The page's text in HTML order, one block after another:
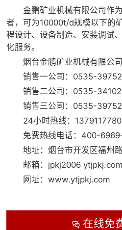
金鹏矿业机械有限公司作为
者，可为10000t/d规模以下的
程设计、设备制造、安装调试
化服务。
烟台金鹏矿业机械有限公司
销售一公司：0535-
销售二公司：0535-
销售三公司：0535-
24小时热线：
免费热线电话：400-
地址：烟台市开发区福州路
邮箱：jpkj2006 ytjpkj.com
网址：www.ytjpkj.com
在线免